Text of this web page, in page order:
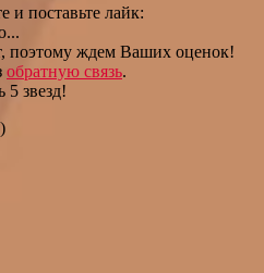
и поставьте лайк:
поэтому ждем Ваших оценок!
обратную связь.
5 звезд!